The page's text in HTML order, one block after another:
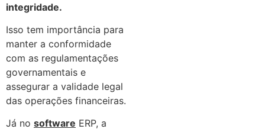
integridade.
Isso tem importância para
manter a conformidade
com as regulamentações
governamentais e
assegurar a validade legal
das operações financeiras.
Já no software ERP, a